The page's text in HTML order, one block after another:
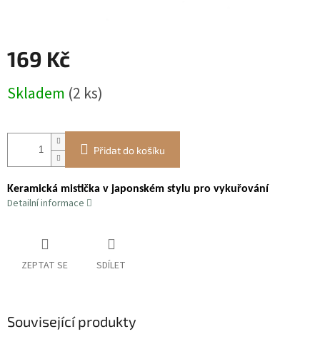
169 Kč
cena:
Skladem (2 ks)
Přidat do košíku
Keramická mistička v japonském stylu pro vykuřování
Detailní informace
ZEPTAT SE SDÍLET
Související produkty